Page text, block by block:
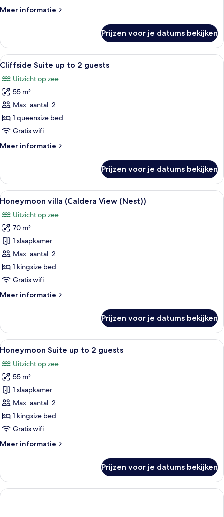
(Caldera
Meer informatie
Meer
studio,
uitzicht
op
(Caldera
View)
Prijzen voor je datums bekijken
Alle
foto's
voor
Cliffside
Suite
up
to
guests
Een slaapkamer met een bed,
7
Cliffside Suite up to 2 guests
Uitzicht op zee
55 m²
Max. aantal: 2
1 queensize bed
Gratis wifi
Meer informatie
Meer
Suite
up
to
guests
Prijzen voor je datums bekijken
Alle
foto's
voor
Honeymoon
villa
(Caldera
View
(Nest))
Een luxe buitengebied met een
6
Honeymoon villa (Caldera View (Nest))
Uitzicht op zee
70 m²
1 slaapkamer
Max. aantal: 2
1 kingsize bed
Gratis wifi
Meer informatie
Meer
villa
(Caldera
View
(Nest))
Prijzen voor je datums bekijken
Alle
foto's
voor
Honeymoon
Suite
up
to
2
laden
Een moderne slaapkamer met een
9
Honeymoon Suite up to 2 guests
Uitzicht op zee
55 m²
1 slaapkamer
Max. aantal: 2
1 kingsize bed
Gratis wifi
Meer informatie
Meer
Suite
up
to
Prijzen voor je datums bekijken